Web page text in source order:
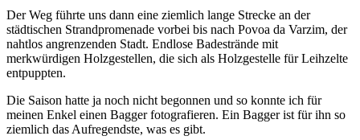
Der Weg führte uns dann eine ziemlich lange Strecke an der
städtischen Strandpromenade vorbei bis nach Povoa da Varzim, der
nahtlos angrenzenden Stadt. Endlose Badestrände mit
merkwürdigen Holzgestellen, die sich als Holzgestelle für Leihzelte
entpuppten.
Die Saison hatte ja noch nicht begonnen und so konnte ich für
meinen Enkel einen Bagger fotografieren. Ein Bagger ist für ihn so
ziemlich das Aufregendste, was es gibt.